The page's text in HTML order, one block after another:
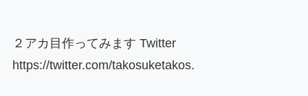
２アカ目作ってみます Twitter
https://twitter.com/takosuketakos.